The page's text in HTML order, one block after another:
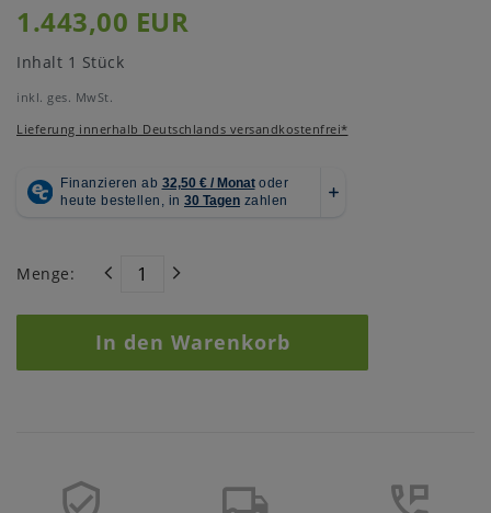
1.443,00 EUR
Inhalt 1 Stück
inkl. ges. MwSt.
Lieferung innerhalb Deutschlands versandkostenfrei*
Menge:
In den Warenkorb